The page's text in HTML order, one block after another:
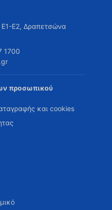
Ε1-Ε2, Δραπετσώνα
1700
προσωπικού
και cookies